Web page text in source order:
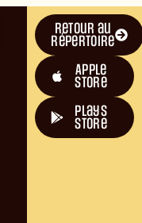
Retour au
répertoire
Apple
Store
plays
store